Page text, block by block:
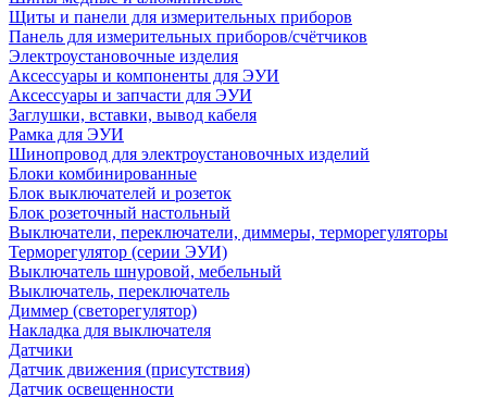
Щиты и панели для измерительных приборов
Панель для измерительных приборов/счётчиков
Электроустановочные изделия
Аксессуары и компоненты для ЭУИ
Аксессуары и запчасти для ЭУИ
Заглушки, вставки, вывод кабеля
Рамка для ЭУИ
Шинопровод для электроустановочных изделий
Блоки комбинированные
Блок выключателей и розеток
Блок розеточный настольный
Выключатели, переключатели, диммеры, терморегуляторы
Терморегулятор (серии ЭУИ)
Выключатель шнуровой, мебельный
Выключатель, переключатель
Диммер (светорегулятор)
Накладка для выключателя
Датчики
Датчик движения (присутствия)
Датчик освещенности